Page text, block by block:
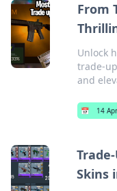
From
Unlock
trade-
and
📅 14
Skins